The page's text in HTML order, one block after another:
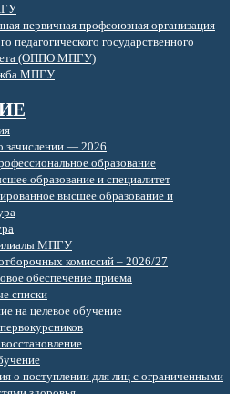
первичная профсоюзная организация
педагогического государственного
(ОППО МПГУ)
МПГУ
зачислении — 2026
образование
образование и специалитет
высшее образование и
МПГУ
комиссий – 2026/27
обеспечение приема
списки
на целевое обучение
о поступлении для лиц с ограниченными